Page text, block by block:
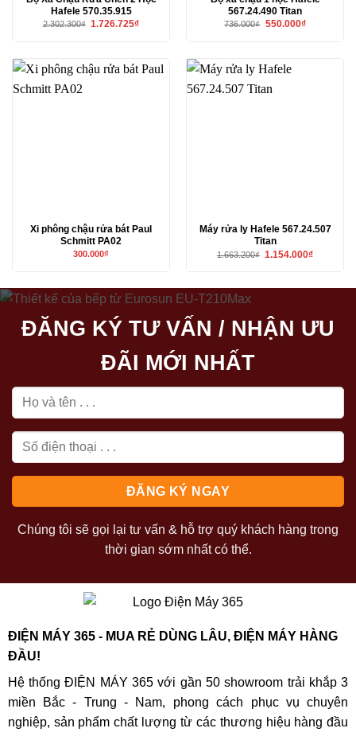
Hafele 570.35.915
2.302.300₫ Giá
1.726.725₫Giá
567.24.490 Titan
736.000₫ Giá
550.000₫Giá
Xi phông chậu rửa bát Paul
Schmitt PA02
300.000₫
Máy rửa ly Hafele 567.24.507
Titan
1.663.200₫ Giá
1.154.000₫Giá
ĐĂNG KÝ TƯ VẤN / NHẬN ƯU
ĐÃI MỚI NHẤT
Chúng tôi sẽ gọi lại tư vấn & hỗ trợ quý khách hàng trong
thời gian sớm nhất có thể.
ĐIỆN MÁY 365 - MUA RẺ DÙNG LÂU, ĐIỆN MÁY HÀNG
ĐẦU!
Hệ thống ĐIỆN MÁY 365 với gần 50 showroom trải khắp 3
miền Bắc - Trung - Nam, phong cách phục vụ chuyên
nghiệp, sản phẩm chất lượng từ các thương hiệu hàng đầu